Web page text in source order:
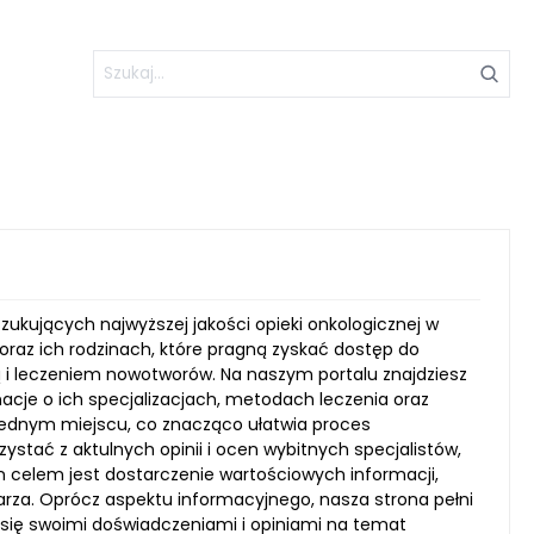
najwyższej jakości opieki onkologicznej w
ich rodzinach, które pragną zyskać dostęp do
leczeniem nowotworów. Na naszym portalu znajdziesz
o ich specjalizacjach, metodach leczenia oraz
miejscu, co znacząco ułatwia proces
z aktulnych opinii i ocen wybitnych specjalistów,
celem jest dostarczenie wartościowych informacji,
Oprócz aspektu informacyjnego, nasza strona pełni
swoimi doświadczeniami i opiniami na temat